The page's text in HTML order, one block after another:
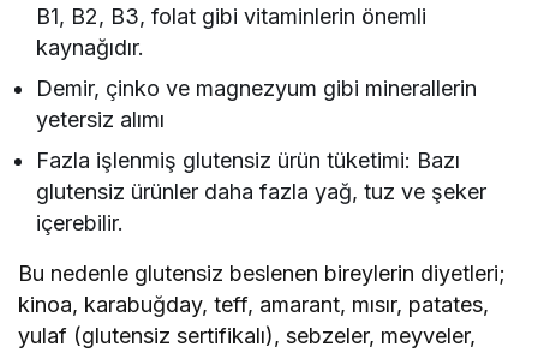
B1, B2, B3, folat gibi vitaminlerin önemli
kaynağıdır.
Demir, çinko ve magnezyum gibi minerallerin
yetersiz alımı
Fazla işlenmiş glutensiz ürün tüketimi: Bazı
glutensiz ürünler daha fazla yağ, tuz ve şeker
içerebilir.
Bu nedenle glutensiz beslenen bireylerin diyetleri;
kinoa, karabuğday, teff, amarant, mısır, patates,
yulaf (glutensiz sertifikalı), sebzeler, meyveler,